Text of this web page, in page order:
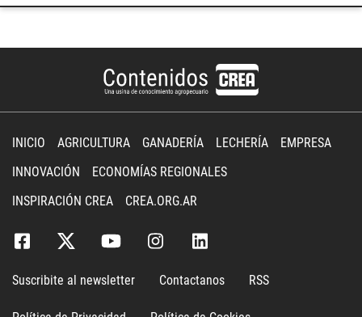
INICIO AGRICULTURA GANADERÍA LECHERÍA
EMPRESA
INNOVACIÓN
ECONOMÍAS REGIONALES
INSPIRACIÓN CREA
CREA.ORG.AR
Suscribite al newsletter Contactanos RSS